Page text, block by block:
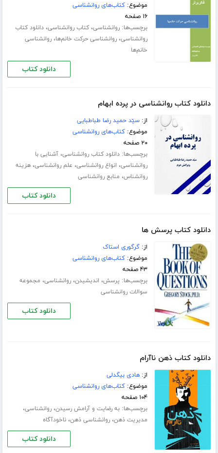
موضوع:کتاب‌های روانشناسی
۱۶ صفحه
برچسب‌ها:روانشناسی،کتاب روانشناسی،دانلود کتاب
روانشناسی،روانشناسی حرکت خانم‌ها،روانشناسی
خانم‌ها
دانلود کتاب
دانلود کتاب روانشناسی در پرده ابهام
از:سیّد حمید رضا طباطبایی
موضوع:کتاب‌های روانشناسی
۲۰ صفحه
برچسب‌ها:دانلود کتاب روانشناسی،آشنایی با
روانشناسی، انواع روانشناسی، علم روانشناسی،هزینه
روانشناس، منابع روانشناسی
دانلود کتاب
دانلود کتاب پرسش ها
از:گرگوری استاک
موضوع:کتاب‌های روانشناسی
۴۳ صفحه
برچسب‌ها: پرسش، اندیشیدن،روانشناسی، مجموعه
سوالات روانشناسی
دانلود کتاب
دانلود کتاب ذهن ناآرام
از:هادی بیگدلی
موضوع:کتاب‌های روانشناسی
۱۰۴ صفحه
برچسب‌ها:به رضایت و آرامش رسیدن،روانشناسی،
مدیریت ذهن،روانشناسی ذهن،ناخودآگاه
دانلود کتاب